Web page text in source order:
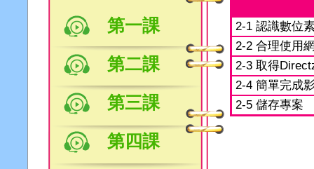
第一課
第二課
第三課
第四課
2-1 認識數位
2-2 合理使用
2-3 取得
2-4 簡單完成
2-5 儲存專案